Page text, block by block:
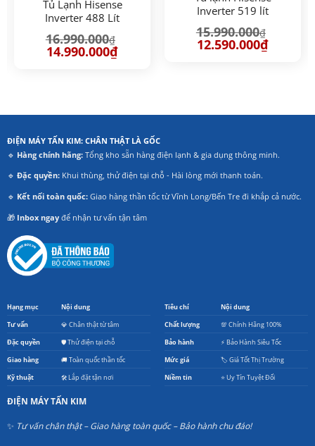
Tủ Lạnh Hisense
Inverter 488 Lít
16.990.000₫
Giá
gốc
14.990.000₫Giá
Inverter 519 lít
15.990.000₫
Giá
gốc
12.590.000₫Giá
ĐIỆN MÁY TẤN KIM: CHÂN THẬT LÀ GỐC
🔹 Hàng chính hãng:Tổng kho sẵn hàng điện lạnh & gia dụng thông minh.
🔹 Đặc quyền:Khui thùng, thử điện tại chỗ - Hài lòng mới thanh toán.
🔹 Kết nối toàn quốc:Giao hàng thần tốc từ Vĩnh Long/Bến Tre đi khắp cả nước.
🎁 Inbox ngayđể nhận tư vấn tận tâm
Hạng mục Nội dung
Tư vấn 💎 Chân thật từ tâm
Đặc quyền 🛡️ Thử điện tại chỗ
Giao hàng 🚚 Toàn quốc thần tốc
Kỹ thuật 🛠️ Lắp đặt tận nơi
Tiêu chí Nội dung
Chất lượng 💯 Chính Hãng 100%
Bảo hành ⚡ Bảo Hành Siêu Tốc
Mức giá 🏷️ Giá Tốt Thị Trường
Niềm tin ⭐ Uy Tín Tuyệt Đối
ĐIỆN MÁY TẤN KIM
✨ Tư vấn chân thật – Giao hàng toàn quốc – Bảo hành chu đáo!